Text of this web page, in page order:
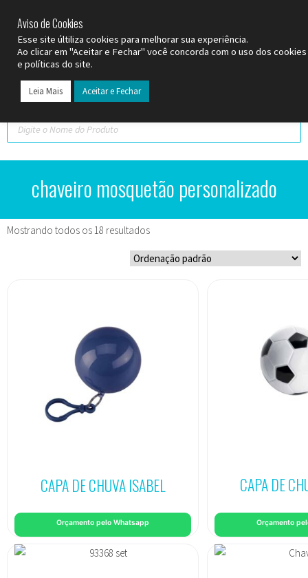
chaveiro mosquetão personalizado
Mostrando todos os 18 resultados
CAPA DE CHUVA ISABEL
Orçamento pelo Whatsapp
CAPA DE
Orçamento
Aviso de Cookies
Esse site últiliza cookies para melhorar sua experiência.
Ao clicar em "Aceitar e Fechar" você concorda com o uso dos
e políticas do site.
Leia Mais Aceitar e Fechar